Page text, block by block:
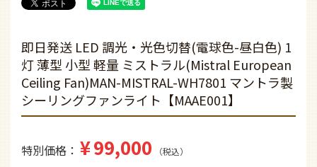
即日発送 LED 調光・光色切替(電球色-昼白色) 1
灯 薄型 小型 軽量 ミストラル(Mistral European
Ceiling Fan)MAN-MISTRAL-WH7801 マントラ製
シーリングファンライト【MAAE001】
特別価格 ¥99,000 税込